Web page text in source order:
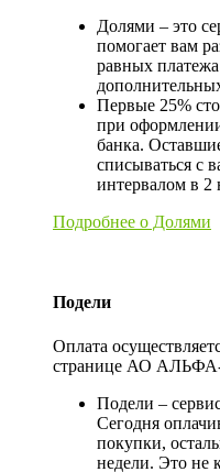
Долями – это
помогает вам
равных
Первые 25%
при
банка.
списываться с
интервалом в 2
Подробнее о Долями
Подели
Оплата
странице АО
Подели –
Сегодня
покупки,
недели. Это не